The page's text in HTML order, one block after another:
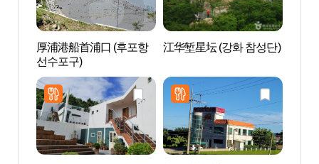
厚浦港船首浦口 (후포항
선수포구)
江华堑星坛 (강화 참성단)